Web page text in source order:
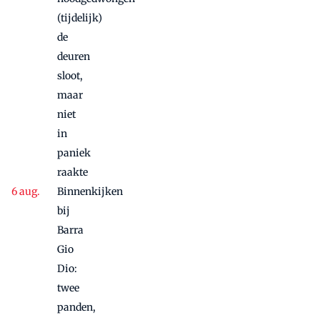
(tijdelijk)
de
deuren
sloot,
maar
niet
in
paniek
raakte
Binnenkijken
bij
Barra
Gio
Dio:
twee
panden,